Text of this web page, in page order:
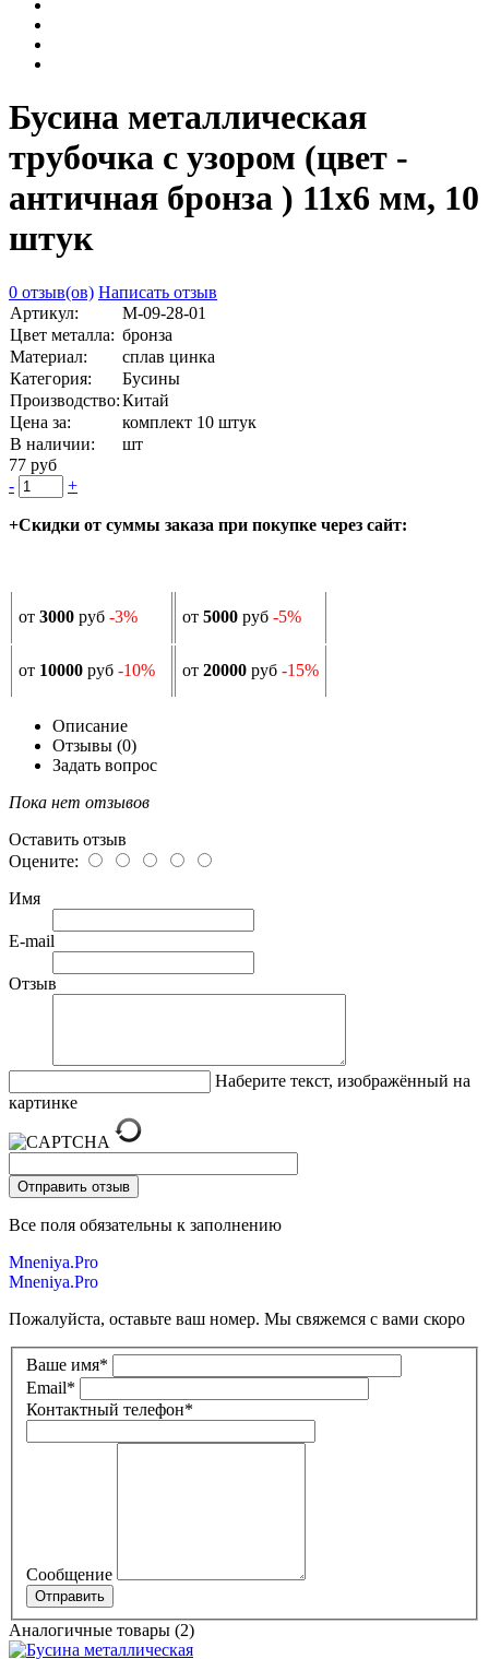
Бусина металлическая
трубочка с узором (цвет -
античная бронза ) 11х6 мм, 10
штук
0 отзыв(ов) Написать отзыв
Артикул:
М-09-28-01
Цвет металла: бронза
Материал:
сплав цинка
Категория:
Бусины
Производство:Китай
Цена за:
комплект 10 штук
В наличии:
шт
77 руб
-
+
+Скидки от суммы заказа при покупке через сайт:
от 3000 руб -3% от 5000 руб -5%
от 10000 руб -10% от 20000 руб -15%
Описание
Отзывы (0)
Задать вопрос
Пока нет отзывов
Оставить отзыв
Оцените:
Имя
E-mail
Отзыв
Наберите текст, изображённый на
картинке
Все поля обязательны к заполнению
Mneniya.Pro
Mneniya.Pro
Пожалуйста, оставьте ваш номер. Мы свяжемся с вами скоро
Ваше имя*
Email*
Контактный телефон*
Сообщение
Аналогичные товары (2)